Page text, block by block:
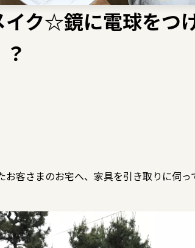
イク☆鏡に電球をつ
客さまのお宅へ、家具を引き取りに伺っ